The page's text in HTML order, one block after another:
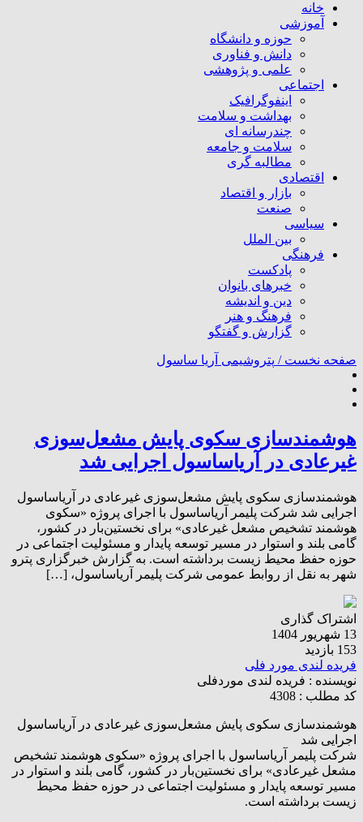
خانه
آموزشی
حوزه و دانشگاه
دانش و فناوری
علمی و پژوهشی
اجتماعی
اینفوگرافیک
بهداشت و سلامت
چندرسانه ای
سلامت و جامعه
مطالبه گری
اقتصادی
بازار و اقتصاد
صنعت
سیاسی
بین الملل
فرهنگی
پادکست
خبرهای بانوان
دین و اندیشه
فرهنگ و هنر
گزارش و گفتگو
صفحه نخست / پتروشیمی آریا ساسول
هوشمندسازی سکوی پایش مشعل‌سوزی
غیرعادی در آریاساسول اجرایی شد
هوشمندسازی سکوی پایش مشعل‌سوزی غیرعادی در آریاساسول
اجرایی شد شرکت پلیمر آریاساسول با اجرای پروژه «سکوی
هوشمند تشخیص مشعل غیرعادی» برای نخستین‌بار در کشور،
گامی بلند و استوار در مسیر توسعه پایدار و مسئولیت اجتماعی در
حوزه حفظ محیط زیست برداشته است. به گزارش خبرگزاری پترو
شهر به نقل از روابط عمومی شرکت پلیمر آریاساسول، […]
اشتراک گذاری
13 شهریور 1404
153 بازدید
فریده لندی مورد فلی
نویسنده : فریده لندی موردفلی
کد مطلب : 4308
هوشمندسازی سکوی پایش مشعل‌سوزی غیرعادی در آریاساسول
اجرایی شد
شرکت پلیمر آریاساسول با اجرای پروژه «سکوی هوشمند تشخیص
مشعل غیرعادی» برای نخستین‌بار در کشور، گامی بلند و استوار در
مسیر توسعه پایدار و مسئولیت اجتماعی در حوزه حفظ محیط
زیست برداشته است.